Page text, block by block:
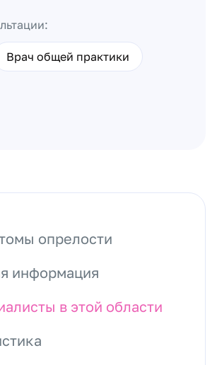
Врач общей практики
опрелости
информация
в этой области